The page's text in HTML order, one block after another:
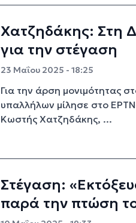
Χατζηδάκης: Στη
για την στέγαση
23 Μαΐου 2025 - 18:25
Για την άρση μονιμότητας
υπαλλήλων μίλησε στο
Kωστής Χατζηδάκης, ...
Στέγαση:
παρά την πτώση